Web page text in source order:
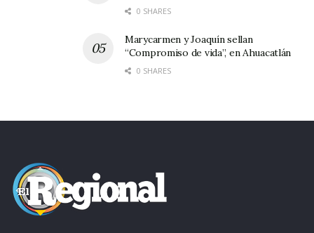
0 SHARES
Marycarmen y Joaquín sellan
“Compromiso de vida”, en Ahuacatlán
0 SHARES